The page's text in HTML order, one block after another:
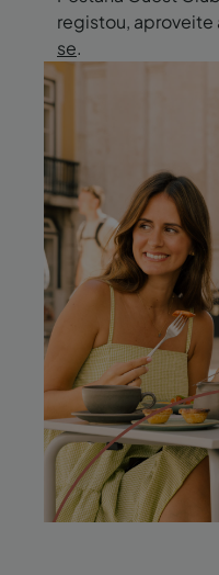
registou,
se.